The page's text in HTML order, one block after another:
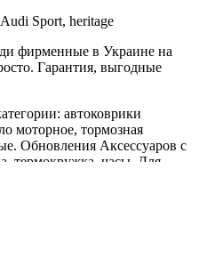
Sport, heritage
фирменные в Украине на
Гарантия, выгодные
автоковрики
моторное, тормозная
Обновления Аксессуаров с
термокружка, часы. Для